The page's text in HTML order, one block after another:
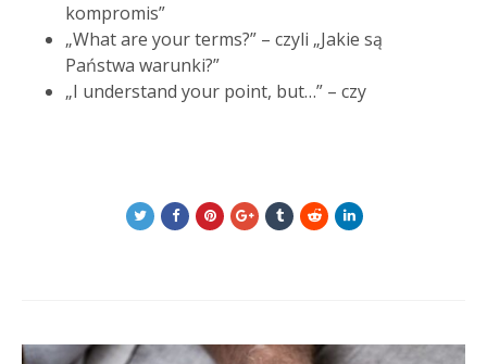
kompromis”
„What are your terms?” – czyli „Jakie są
Państwa warunki?”
„I understand your point, but…” – czy